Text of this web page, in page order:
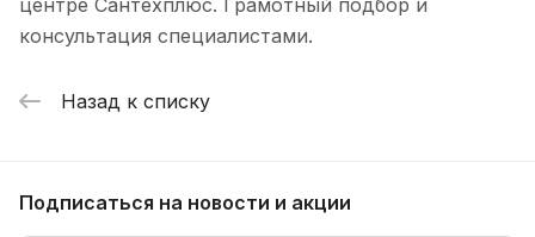
центре Сантехплюс. Грамотный подбор и
консультация специалистами.
Назад к списку
Подписаться на новости и акции